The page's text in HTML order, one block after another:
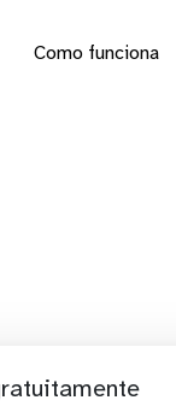
Como funciona